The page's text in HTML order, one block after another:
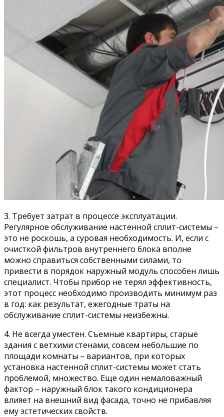
3. Требует затрат в процессе эксплуатации.
Регулярное обслуживание настенной сплит-системы –
это не роскошь, а суровая необходимость. И, если с
очисткой фильтров внутреннего блока вполне
можно справиться собственными силами, то
привести в порядок наружный модуль способен лишь
специалист. Чтобы прибор не терял эффективность,
этот процесс необходимо производить минимум раз
в год: как результат, ежегодные траты на
обслуживание сплит-системы неизбежны.
4. Не всегда уместен. Съемные квартиры, старые
здания с ветхими стенами, совсем небольшие по
площади комнаты – вариантов, при которых
установка настенной сплит-системы может стать
проблемой, множество. Еще один немаловажный
фактор – наружный блок такого кондиционера
влияет на внешний вид фасада, точно не прибавляя
ему эстетических свойств.